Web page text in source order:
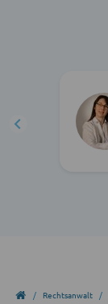
Rechtsanwalt